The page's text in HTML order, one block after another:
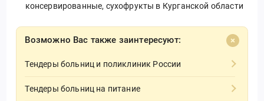
консервированные, сухофрукты в Курганской области
Возможно Вас также заинтересуют:
Тендеры больниц и поликлиник России
Тендеры больниц на питание